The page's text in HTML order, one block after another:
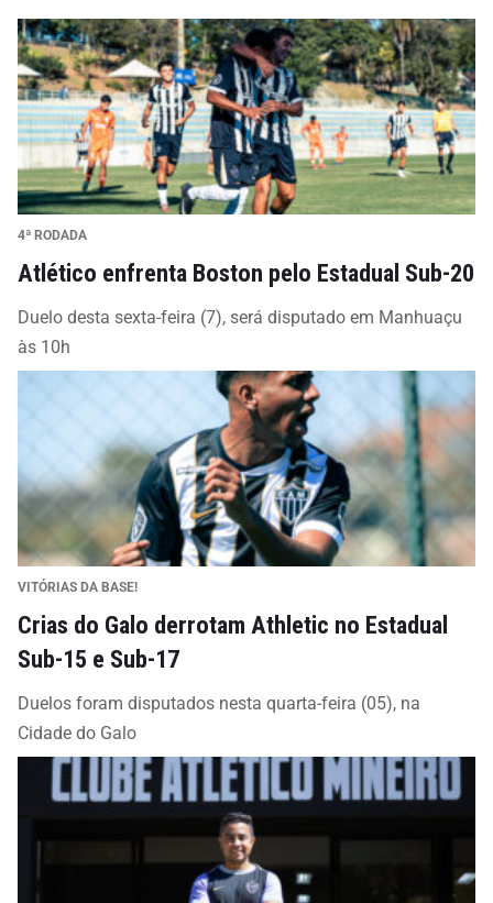
4ª RODADA
Atlético enfrenta Boston pelo Estadual Sub-20
Duelo desta sexta-feira (7), será disputado em Manhuaçu
às 10h
VITÓRIAS DA BASE!
Crias do Galo derrotam Athletic no Estadual
Sub-15 e Sub-17
Duelos foram disputados nesta quarta-feira (05), na
Cidade do Galo